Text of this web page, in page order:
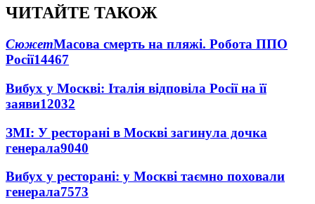
ЧИТАЙТЕ ТАКОЖ
СюжетМасова смерть на пляжі. Робота ППО
Росії14467
Вибух у Москві: Італія відповіла Росії на її
заяви12032
ЗМІ: У ресторані в Москві загинула дочка
генерала9040
Вибух у ресторані: у Москві таємно поховали
генерала7573